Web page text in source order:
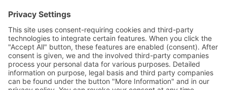
KONTAKT
Verlag für Prävention & Gesundheit GmbH
Waldseestraße 27
77731 Willstätt